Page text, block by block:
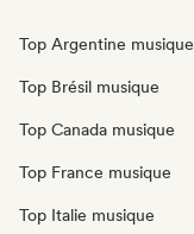
Top Argentine musique
Top Brésil musique
Top Canada musique
Top France musique
Top Italie musique